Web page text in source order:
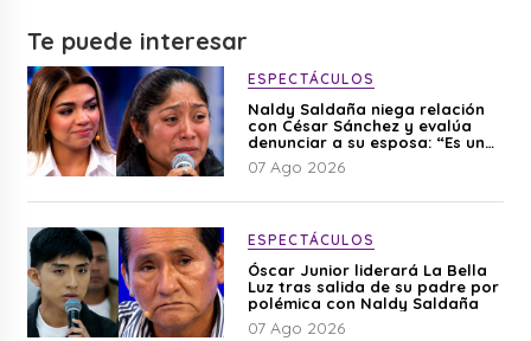
Te puede interesar
ESPECTÁCULOS
Naldy Saldaña niega relación
con César Sánchez y evalúa
denunciar a su esposa: “Es una
difamación”
07 Ago 2026
ESPECTÁCULOS
Óscar Junior liderará La Bella
Luz tras salida de su padre por
polémica con Naldy Saldaña
07 Ago 2026